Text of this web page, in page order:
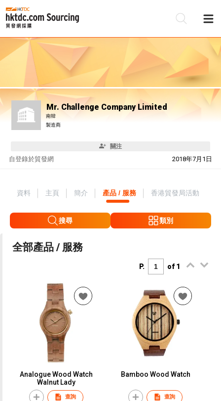
Mr. Challenge Company Limited
南韓
製造商
關注
自 2018年7月1日
登錄於貿發網
資料 主頁 簡介 產品 / 服務 香港貿發局活動
搜尋 類別
全部產品 / 服務
P. of 1
Analogue Wood Watch
Walnut Lady
查詢
Bamboo Wood Watch
查詢